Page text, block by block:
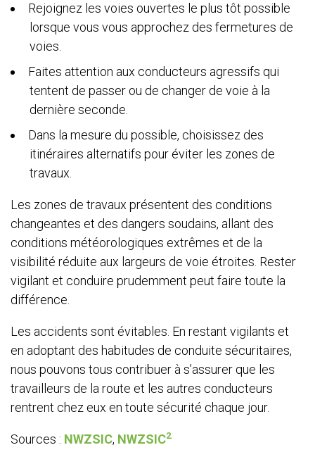
Rejoignez les voies ouvertes le plus tôt possible
lorsque vous vous approchez des fermetures de
voies.
Faites attention aux conducteurs agressifs qui
tentent de passer ou de changer de voie à la
dernière seconde.
Dans la mesure du possible, choisissez des
itinéraires alternatifs pour éviter les zones de
travaux.
Les zones de travaux présentent des conditions
changeantes et des dangers soudains, allant des
conditions météorologiques extrêmes et de la
visibilité réduite aux largeurs de voie étroites. Rester
vigilant et conduire prudemment peut faire toute la
différence.
Les accidents sont évitables. En restant vigilants et
en adoptant des habitudes de conduite sécuritaires,
nous pouvons tous contribuer à s’assurer que les
travailleurs de la route et les autres conducteurs
rentrent chez eux en toute sécurité chaque jour.
Sources : NWZSIC, NWZSIC2